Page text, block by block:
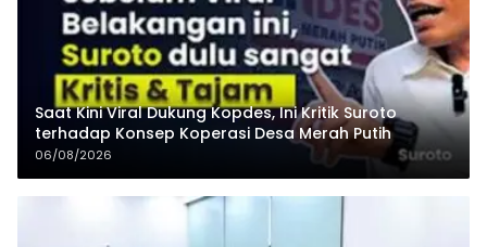
Saat Kini Viral Dukung Kopdes, Ini Kritik Suroto
terhadap Konsep Koperasi Desa Merah Putih
06/08/2026